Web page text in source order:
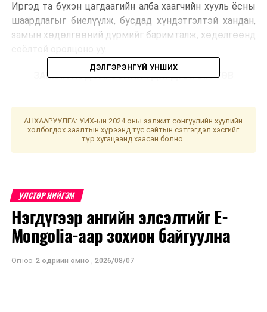
Иргэд та бүхэн цагдаагийн алба хаагчийн хууль ёсны
шаардлагыг биелүүлж, бусдад хүндэтгэлтэй хандан,
замын хөдөлгөөний дүрмийг баримталж, хөдөлгөөнд
ЗАМЫН ХӨДӨЛГӨӨНИЙ УДИРДЛАГЫН ТӨВ
УНШСАН: 1352
ДАРААХ МЭДЭЭ
Төрийн ордонд анх удаа хүүхдийн өрөөтэй боллоо
УИХ-ын гишүүд Хүүхдийн хөгжлийг дэмжих тухай
ДЭЛГЭРЭНГҮЙ УНШИХ
АНХААРУУЛГА: УИХ-ын 2024 оны ээлжит сонгуулийн хуулийн
холбогдох заалтын хүрээнд тус сайтын сэтгэгдэл хэсгийг
түр хугацаанд хаасан болно.
УЛСТӨР НИЙГЭМ
Нэгдүгээр ангийн элсэлтийг E-
Mongolia-аар зохион байгуулна
Огноо: 2 өдрийн өмнө , 2026/08/07